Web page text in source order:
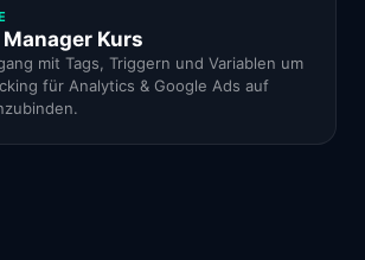
Manager Kurs
mit Tags, Triggern und Variablen um
für Analytics & Google Ads auf